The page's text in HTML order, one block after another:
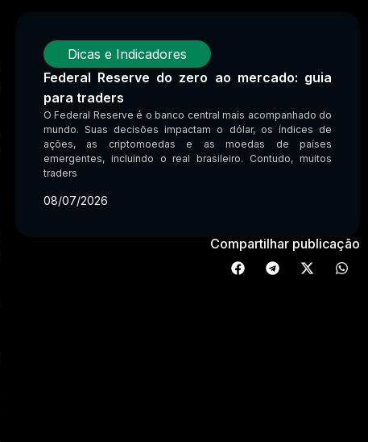
Dicas e Indicadores
Federal Reserve do zero ao mercado: guia
para traders
O Federal Reserve é o banco central mais acompanhado do
mundo. Suas decisões impactam o dólar, os índices de
ações, as criptomoedas e as moedas de países
emergentes, incluindo o real brasileiro. Contudo, muitos
traders
08/07/2026
Compartilhar publicação